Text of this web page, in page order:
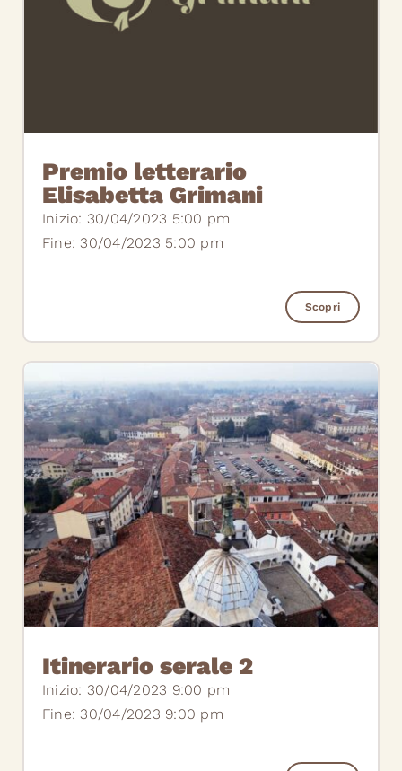
Premio letterario
Elisabetta Grimani
Inizio: 30/04/2023 5:00 pm
Fine: 30/04/2023 5:00 pm
Scopri
Itinerario serale 2
Inizio: 30/04/2023 9:00 pm
Fine: 30/04/2023 9:00 pm